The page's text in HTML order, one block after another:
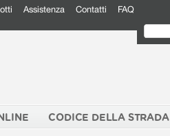
Assistenza Contatti FAQ
CODICE DELLA STRADA